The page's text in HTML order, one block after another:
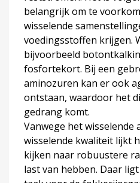
belangrijk om te
wisselende
voedingsstoffen krijgen.
bijvoorbeeld
fosfortekort. Bij een
aminozuren kan er ook
ontstaan, waardoor het
gedrang komt.
Vanwege het wisselende
wisselende kwaliteit lijkt
kijken naar robuustere
last van hebben. Daar